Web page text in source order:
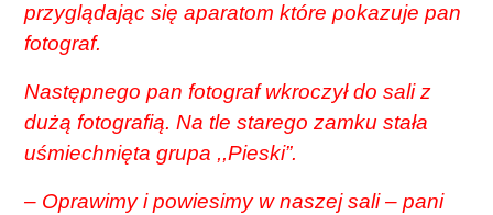
przyglądając się aparatom które pokazuje pan
fotograf.
Następnego pan fotograf wkroczył do sali z
dużą fotografią. Na tle starego zamku stała
uśmiechnięta grupa ,,Pieski”.
– Oprawimy i powiesimy w naszej sali – pani